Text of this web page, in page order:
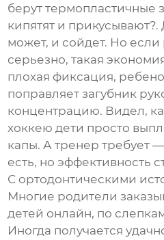
берут термопластичные
кипятят и
может, и сойдет. Но
серьезно, такая
плохая фиксация,
поправляет загубник
концентрацию. Видел,
хоккею дети просто
капы. А тренер требует
есть, но эффективность
С ортодонтическими
Многие родители
детей онлайн, по
Иногда получается